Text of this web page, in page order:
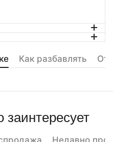
Как разбавлять
Недавно